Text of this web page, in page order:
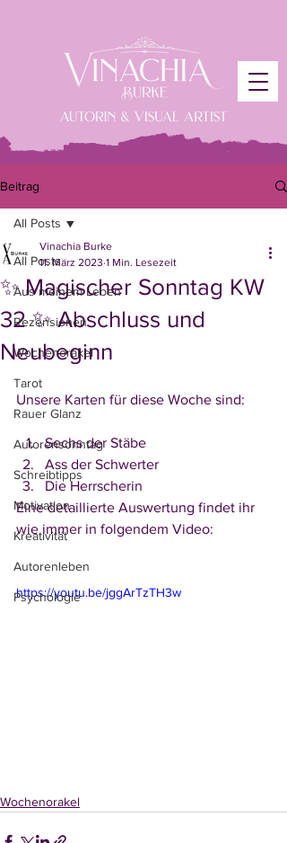
Beitrag
All Posts
Aus meinem Leben
Rezensionen
Wochenorakel
Tarot
Rauer Glanz
Autorensonntag
Schreibtipps
Motivation
Kreativität
Autorenleben
Psychologie
All Posts
✨ Magischer Sonntag KW
32 ✨ Abschluss und
Neubeginn
Vinachia Burke
11. März 2023 1 Min. Lesezeit
Unsere Karten für diese Woche sind:
Sechs der Stäbe
Ass der Schwerter
Die Herrscherin
Eine detaillierte Auswertung findet ihr
wie immer in folgendem Video:
https://youtu.be/jggArTzTH3w
Wochenorakel